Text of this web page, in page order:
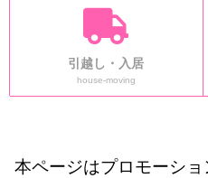
引越し・入居
house-moving
本ページはプロモーショ